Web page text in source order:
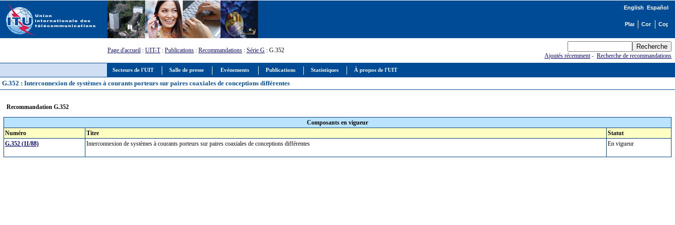
Secteurs de l'UIT Salle de presse Evénements Publications Statistiques À propos de l'UIT
English Español
Page d'accueil : UIT-T: Publications : Recommandations : Série G : G.352
Ajoutés récemment-Recherche de recommandations
G.352 : Interconnexion de systèmes à courants porteurs sur paires coaxiales de conceptions différentes
Recommandation G.352
Composants en vigueur
Numéro
Titre
Statut
G.352 (11/88)
Interconnexion de systèmes à courants porteurs sur paires coaxiales de conceptions différentes En vigueur